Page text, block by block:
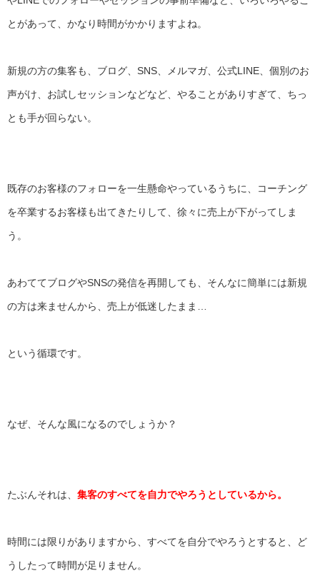
とがあって、かなり時間がかかりますよね。
新規の方の集客も、ブログ、SNS、メルマガ、公式LINE、 個別のお
声がけ、お試しセッションなどなど、 やることがありすぎて、ちっ
とも手が回らない。
既存のお客様のフォローを一生懸命やっているうちに、 コーチング
を卒業するお客様も出てきたりして、 徐々に売上が下がってしま
う。
あわててブログやSNSの発信を再開しても、 そんなに簡単には新規
の方は来ませんから、売上が低迷したまま…
という循環です。
なぜ、そんな風になるのでしょうか？
たぶんそれは、 集客のすべてを自力でやろうとしているから。
時間には限りがありますから、すべてを自分でやろうとすると、 ど
うしたって時間が足りません。